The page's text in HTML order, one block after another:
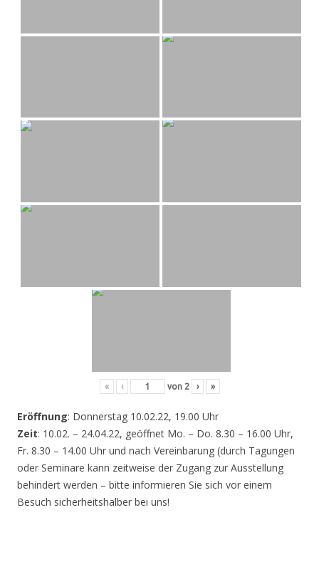
« ‹ von 2 › »
Eröffnung: Donnerstag 10.02.22, 19.00 Uhr
Zeit: 10.02. – 24.04.22, geöffnet Mo. – Do. 8.30 – 16.00 Uhr,
Fr. 8.30 – 14.00 Uhr und nach Vereinbarung (durch Tagungen
oder Seminare kann zeitweise der Zugang zur Ausstellung
behindert werden – bitte informieren Sie sich vor einem
Besuch sicherheitshalber bei uns!